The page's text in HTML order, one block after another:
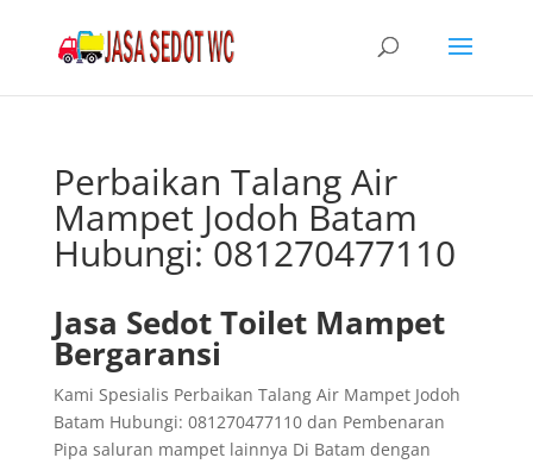
Perbaikan Talang Air
Mampet Jodoh Batam
Hubungi: 081270477110
Jasa Sedot Toilet Mampet
Bergaransi
Kami Spesialis Perbaikan Talang Air Mampet Jodoh
Batam Hubungi: 081270477110 dan Pembenaran
Pipa saluran mampet lainnya Di Batam dengan